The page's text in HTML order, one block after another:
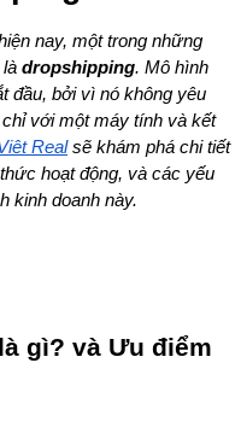
nay, một trong những
là dropshipping. Mô hình
đầu, bởi vì nó không yêu
với một máy tính và kết
Real sẽ khám phá chi tiết
hoạt động, và các yếu
kinh doanh này.
gì? và Ưu điểm